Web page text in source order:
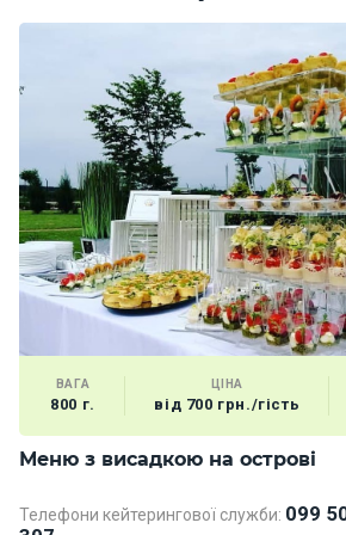
ВАГА
800 г.
ЦІНА
від 700 грн./гість
Меню з висадкою на острові
Телефони кейтерингової служби: 099